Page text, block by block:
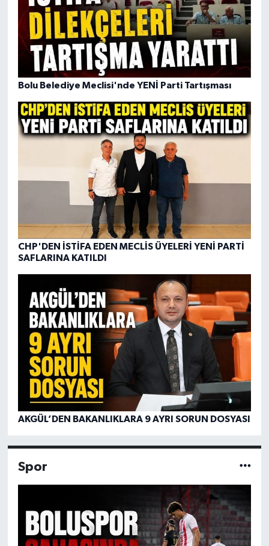
Bolu Belediye Meclisi'nde YENİ Parti Tartışması
CHP'DEN İSTİFA EDEN MECLİS ÜYELERİ YENİ PARTİ
SAFLARINA KATILDI
AKGÜL’DEN BAKANLIKLARA 9 AYRI SORUN DOSYASI
Spor